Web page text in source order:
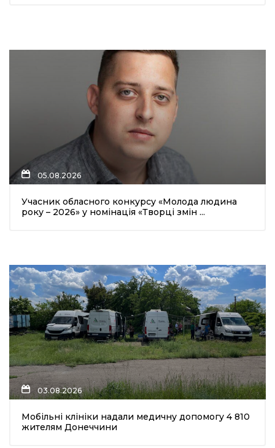
05.08.2026
Учасник обласного конкурсу «Молода людина
року – 2026» у номінація «Творці змін ...
03.08.2026
Мобільні клініки надали медичну допомогу 4 810
жителям Донеччини